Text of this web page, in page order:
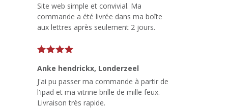
Site web simple et convivial. Ma
commande a été livrée dans ma boîte
aux lettres après seulement 2 jours.
Anke hendrickx, Londerzeel
J'ai pu passer ma commande à partir de
l'ipad et ma vitrine brille de mille feux.
Livraison très rapide.